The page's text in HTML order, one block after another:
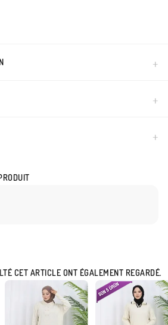
CET ARTICLE ONT ÉGALEMENT REGARDÉ.